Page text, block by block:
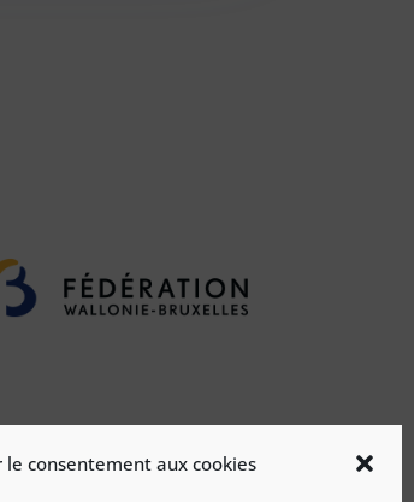
le consentement aux cookies